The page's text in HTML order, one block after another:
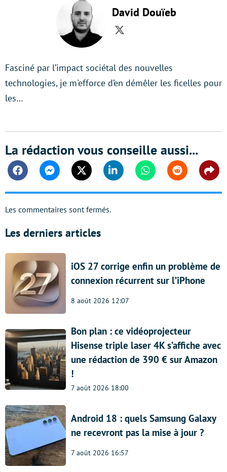
David Douïeb
Twitter
Fasciné par l’impact sociétal des nouvelles
technologies, je m'efforce d’en démêler les ficelles pour
les…
La rédaction vous conseille aussi...
FacebookMessengerTwitter Linkedin WhatsappReddit
Les commentaires sont fermés.
Les derniers articles
iOS 27 corrige enfin un problème de
connexion récurrent sur l’iPhone
8 août 2026 12:07
Bon plan : ce vidéoprojecteur
Hisense triple laser 4K s’affiche avec
une rédaction de 390 € sur Amazon
!
7 août 2026 18:00
Android 18 : quels Samsung Galaxy
ne recevront pas la mise à jour ?
7 août 2026 16:57